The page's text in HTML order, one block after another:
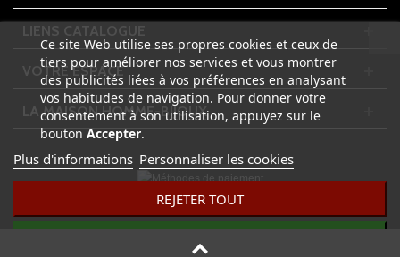
LIENS CATALOGUE
VOTRE ESPACE
LA MAISON HOMME-BIJOUX
Ce site Web utilise ses propres cookies et ceux de
tiers pour améliorer nos services et vous montrer
des publicités liées à vos préférences en analysant
vos habitudes de navigation. Pour donner votre
consentement à son utilisation, appuyez sur le
bouton Accepter.
Plus d'informations Personnaliser les cookies
REJETER TOUT
J'ACCEPTE
© 2023 HOMME-BIJOUX.FR - Tous droits réservés | Design by